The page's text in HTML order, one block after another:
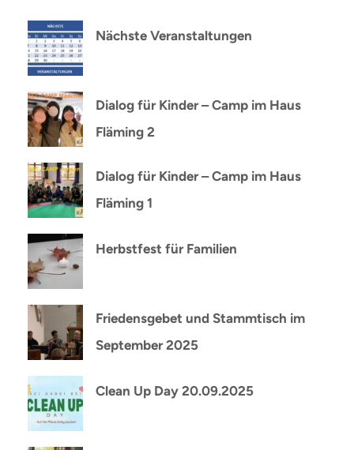
Nächste Veranstaltungen
Dialog für Kinder – Camp im Haus
Fläming 2
Dialog für Kinder – Camp im Haus
Fläming 1
Herbstfest für Familien
Friedensgebet und Stammtisch im
September 2025
Clean Up Day 20.09.2025